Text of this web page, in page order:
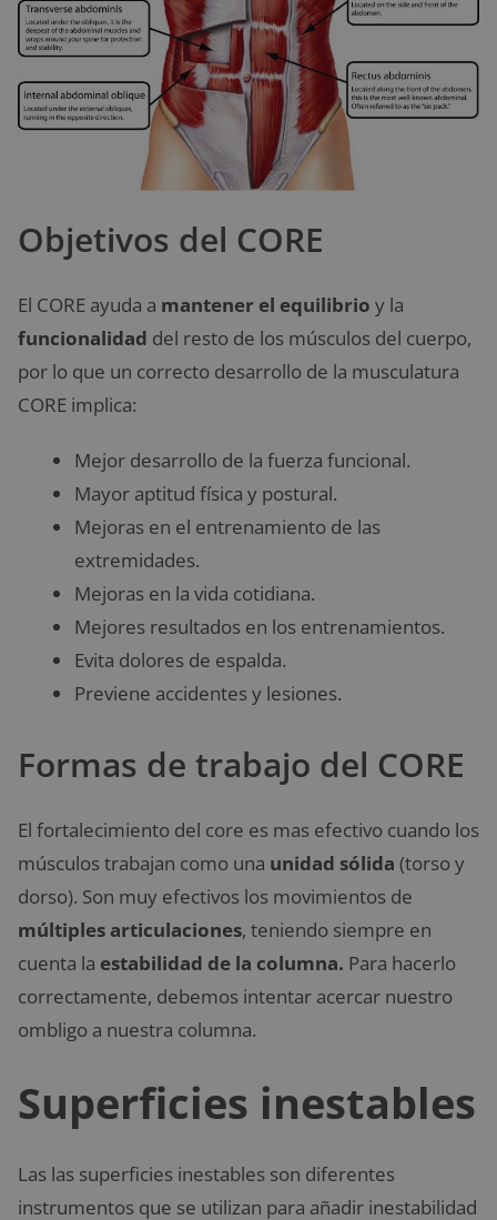
Objetivos del CORE
El CORE ayuda a mantener el equilibrio y la
funcionalidad del resto de los músculos del cuerpo,
por lo que un correcto desarrollo de la musculatura
CORE implica:
Mejor desarrollo de la fuerza funcional.
Mayor aptitud física y postural.
Mejoras en el entrenamiento de las
extremidades.
Mejoras en la vida cotidiana.
Mejores resultados en los entrenamientos.
Evita dolores de espalda.
Previene accidentes y lesiones.
Formas de trabajo del CORE
El fortalecimiento del core es mas efectivo cuando los
músculos trabajan como una unidad sólida (torso y
dorso). Son muy efectivos los movimientos de
múltiples articulaciones, teniendo siempre en
cuenta la estabilidad de la columna. Para hacerlo
correctamente, debemos intentar acercar nuestro
ombligo a nuestra columna.
Superficies inestables
Las las superficies inestables son diferentes
instrumentos que se utilizan para añadir inestabilidad